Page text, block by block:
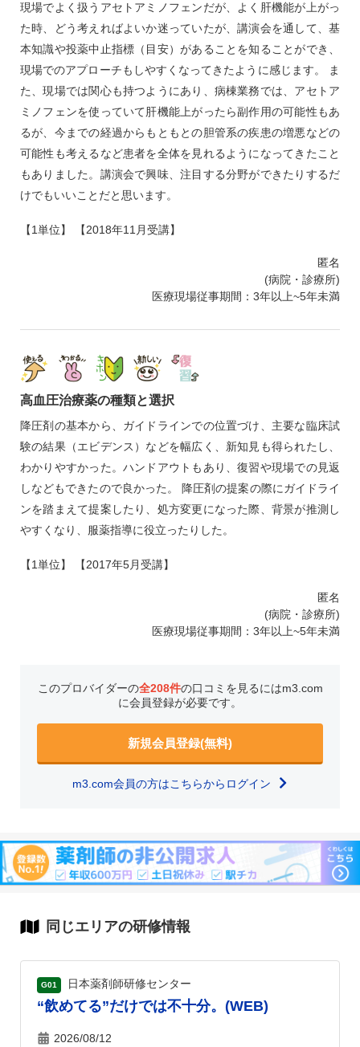
現場でよく扱うアセトアミノフェンだが、よく肝機能が上がっ
た時、どう考えればよいか迷っていたが、講演会を通して、基
本知識や投薬中止指標（目安）があることを知ることができ、
現場でのアプローチもしやすくなってきたように感じます。 ま
た、現場では関心も持つようにあり、病棟業務では、アセトア
ミノフェンを使っていて肝機能上がったら副作用の可能性もあ
るが、今までの経過からもともとの胆管系の疾患の増悪などの
可能性も考えるなど患者を全体を見れるようになってきたこと
もありました。講演会で興味、注目する分野ができたりするだ
けでもいいことだと思います。
【1単位】 【2018年11月受講】
匿名
(病院・診療所)
医療現場従事期間：3年以上~5年未満
高血圧治療薬の種類と選択
降圧剤の基本から、ガイドラインでの位置づけ、主要な臨床試
験の結果（エビデンス）などを幅広く、新知見も得られたし、
わかりやすかった。ハンドアウトもあり、復習や現場での見返
しなどもできたので良かった。 降圧剤の提案の際にガイドライ
ンを踏まえて提案したり、処方変更になった際、背景が推測し
やすくなり、服薬指導に役立ったりした。
【1単位】 【2017年5月受講】
匿名
(病院・診療所)
医療現場従事期間：3年以上~5年未満
このプロバイダーの全208件の口コミを見るにはm3.com
に会員登録が必要です。
新規会員登録(無料)
m3.com会員の方はこちらからログイン
同じエリアの研修情報
G01 日本薬剤師研修センター
“飲めてる”だけでは不十分。(WEB)
2026/08/12